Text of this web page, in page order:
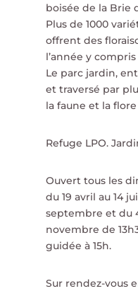
boisée de la Brie
Plus de 1000
offrent des
l’année y
Le parc jardin,
et traversé par
la faune et la flore
Refuge LPO.
Ouvert tous les
du 19 avril au 14
septembre et du
novembre de
guidée à 15h.
Sur rendez-vous